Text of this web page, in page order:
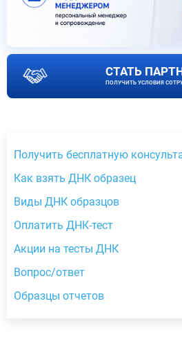
СТАТЬ
ПОЛУЧИТЬ УСЛОВИЯ
Получить бесплатную
Как взять ДНК образец
Виды ДНК образцов
Оплатить ДНК-тест
Акции на тесты ДНК
Вопрос/ответ
Образцы отчетов